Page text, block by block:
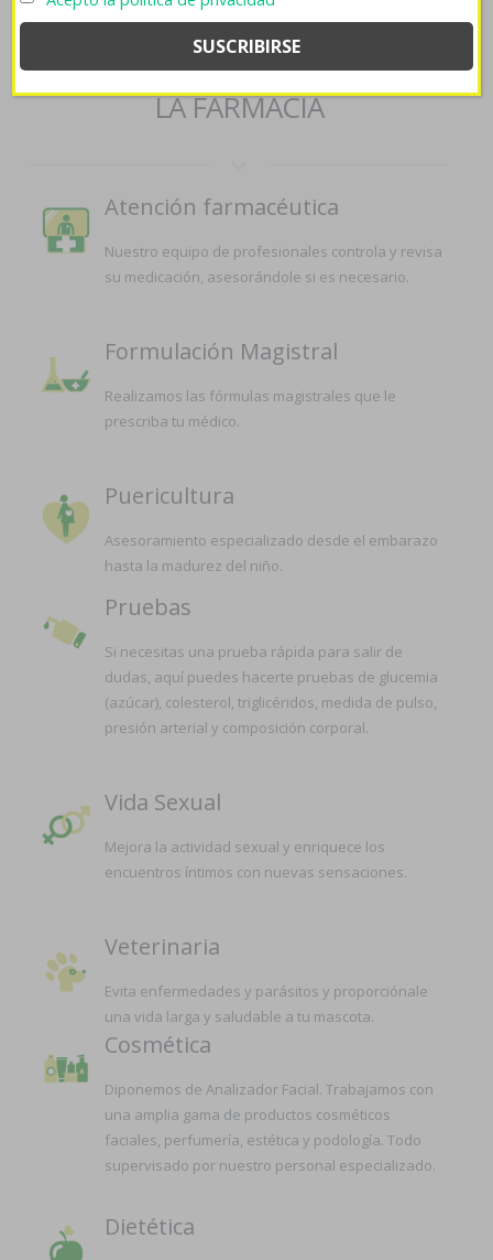
SERVICIOS QUE OFRECEMOS EN
LA FARMACIA
Atención farmacéutica
Nuestro equipo de profesionales controla y revisa
su medicación, asesorándole si es necesario.
Formulación Magistral
Realizamos las fórmulas magistrales que le
prescriba tu médico.
Puericultura
Asesoramiento especializado desde el embarazo
hasta la madurez del niño.
Pruebas
Si necesitas una prueba rápida para salir de
dudas, aquí puedes hacerte pruebas de glucemia
(azúcar), colesterol, triglicéridos, medida de pulso,
presión arterial y composición corporal.
Vida Sexual
Mejora la actividad sexual y enriquece los
encuentros íntimos con nuevas sensaciones.
Veterinaria
Evita enfermedades y parásitos y proporciónale
una vida larga y saludable a tu mascota.
Cosmética
Diponemos de Analizador Facial. Trabajamos con
una amplia gama de productos cosméticos
faciales, perfumería, estética y podología. Todo
supervisado por nuestro personal especializado.
Dietética